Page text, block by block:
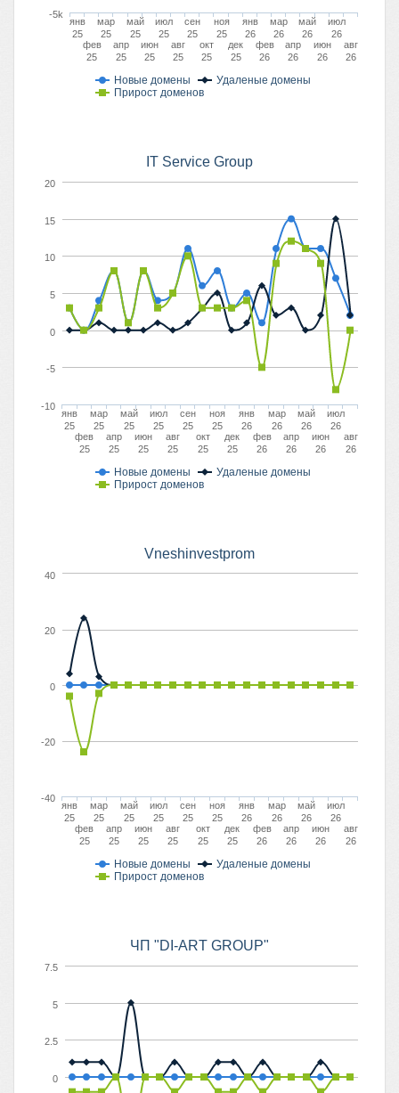
Новые домены
Удаленые домены
Прирост доменов
янв
25
фев
25
мар
25
апр
25
май
25
июн
25
июл
25
авг
25
сен
25
окт
25
ноя
25
дек
25
янв
26
фев
26
мар
26
апр
26
май
26
июн
26
июл
26
авг
26
-5k
IT Service Group
Новые домены
Удаленые домены
Прирост доменов
янв
25
фев
25
мар
25
апр
25
май
25
июн
25
июл
25
авг
25
сен
25
окт
25
ноя
25
дек
25
янв
26
фев
26
мар
26
апр
26
май
26
июн
26
июл
26
авг
26
-10
-5
0
5
10
15
20
Vneshinvestprom
Новые домены
Удаленые домены
Прирост доменов
янв
25
фев
25
мар
25
апр
25
май
25
июн
25
июл
25
авг
25
сен
25
окт
25
ноя
25
дек
25
янв
26
фев
26
мар
26
апр
26
май
26
июн
26
июл
26
авг
26
-20
0
20
-40
40
ЧП "DI-ART GROUP"
0
2.5
5
7.5